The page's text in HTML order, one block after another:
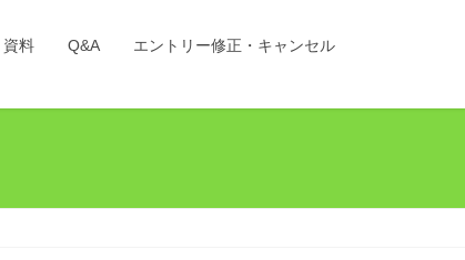
資料 Q&A エントリー修正・キャンセル